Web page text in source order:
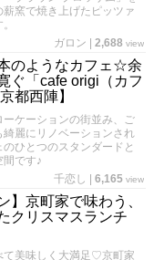
窯で焼き上げたピッツァ
ガロン
2,688 view
のようなカフェ☆余
ぐ「cafe origi（カフ
都西陣】
ケーションの街並み、ご
麗にリノベーションされ
ひとつのスタンダードと
間です♪
千恋し
6,165 view
】京町家で味わう、
クリスマスランチ
て美味しく大満足♡京町家